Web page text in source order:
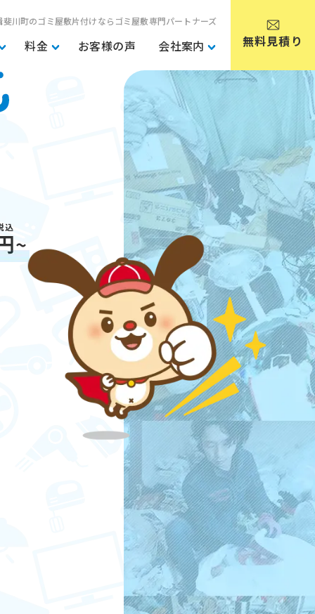
斐川町のゴミ屋敷片付けならゴミ屋敷専門パートナーズ
料金 お客様の声 会社案内 無料見積り